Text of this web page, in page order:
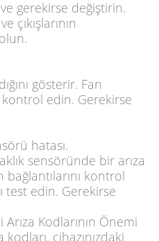
gerekirse değiştirin.
çıkışlarının
gösterir. Fan
kontrol edin. Gerekirse
hatası.
sensöründe bir arıza
kontrol
test edin. Gerekirse
Kodlarının Önemi
cihazınızdaki